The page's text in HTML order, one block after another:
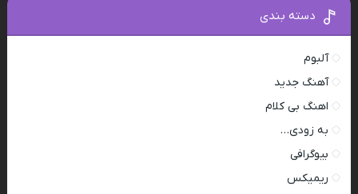
دسته بندی
آلبوم
آهنگ جدید
اهنگ بی کلام
به زودی…
بیوگرافی
ریمیکس